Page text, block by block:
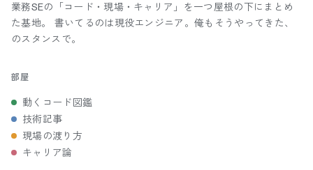
業務SEの「コード・現場・キャリア」を一つ屋根の下にまとめ
た基地。 書いてるのは現役エンジニア。俺もそうやってきた、
のスタンスで。
部屋
動くコード図鑑
技術記事
現場の渡り方
キャリア論